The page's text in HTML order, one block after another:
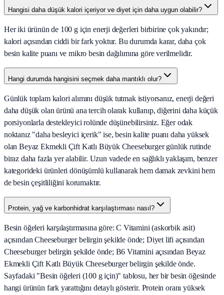
Hangisi daha düşük kalori içeriyor ve diyet için daha uygun olabilir?
Her iki ürünün de 100 g için enerji değerleri birbirine çok yakındır;
kalori açısından ciddi bir fark yoktur. Bu durumda karar, daha çok
besin kalite puanı ve mikro besin dağılımına göre verilmelidir.
Hangi durumda hangisini seçmek daha mantıklı olur?
Günlük toplam kalori alımını düşük tutmak istiyorsanız, enerji değeri
daha düşük olan ürünü ana tercih olarak kullanıp, diğerini daha küçük
porsiyonlarla destekleyici rolünde düşünebilirsiniz. Eğer odak
noktanız "daha besleyici içerik" ise, besin kalite puanı daha yüksek
olan Beyaz Ekmekli Çift Katlı Büyük Cheeseburger günlük rutinde
biraz daha fazla yer alabilir. Uzun vadede en sağlıklı yaklaşım, benzer
kategorideki ürünleri dönüşümlü kullanarak hem damak zevkini hem
de besin çeşitliliğini korumaktır.
Protein, yağ ve karbonhidrat karşılaştırması nasıl?
Besin öğeleri karşılaştırmasına göre: C Vitamini (askorbik asit)
açısından Cheeseburger belirgin şekilde önde; Diyet lifi açısından
Cheeseburger belirgin şekilde önde; B6 Vitamini açısından Beyaz
Ekmekli Çift Katlı Büyük Cheeseburger belirgin şekilde önde.
Sayfadaki "Besin öğeleri (100 g için)" tablosu, her bir besin öğesinde
hangi ürünün fark yarattığını detaylı gösterir. Protein oranı yüksek